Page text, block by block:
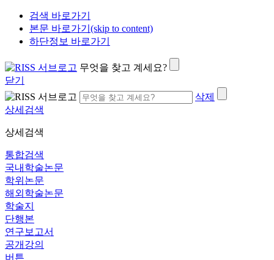
검색 바로가기
본문 바로가기(skip to content)
하단정보 바로가기
무엇을 찾고 계세요?
닫기
삭제
상세검색
상세검색
통합검색
국내학술논문
학위논문
해외학술논문
학술지
단행본
연구보고서
공개강의
버튼